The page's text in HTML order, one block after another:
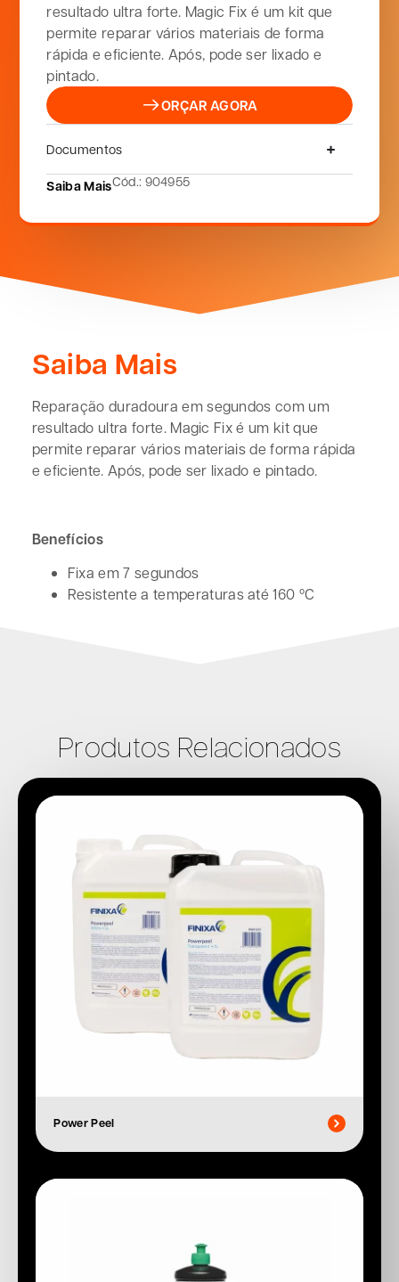
resultado ultra forte. Magic Fix é um kit que
permite reparar vários materiais de forma
rápida e eficiente. Após, pode ser lixado e
pintado.
ORÇAR AGORA
Documentos
Saiba MaisCód.: 904955
Saiba Mais
Reparação duradoura em segundos com um
resultado ultra forte. Magic Fix é um kit que
permite reparar vários materiais de forma rápida
e eficiente. Após, pode ser lixado e pintado.
Benefícios
Fixa em 7 segundos
Resistente a temperaturas até 160 ºC
Produtos Relacionados
Power Peel